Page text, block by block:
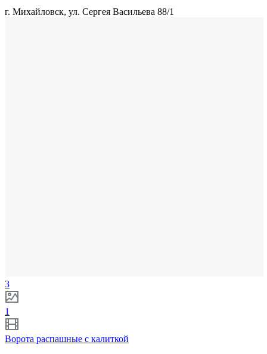
г. Михайловск, ул. Сергея Васильева 88/1
3
1
Ворота распашные с калиткой